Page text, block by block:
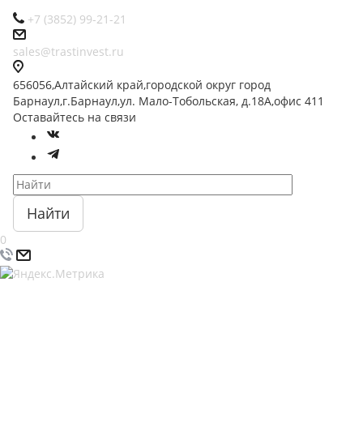
+7 (3852) 99-21-21
sales@trastinvest.ru
656056,Алтайский край,городской округ город
Барнаул,г.Барнаул,ул. Мало-Тобольская, д.18А,офис 411
Оставайтесь на связи
Найти
0